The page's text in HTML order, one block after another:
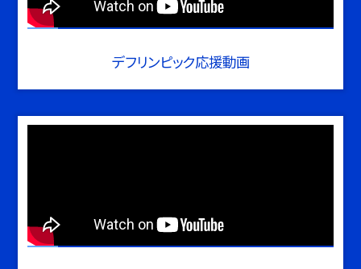
デフリンピック応援動画